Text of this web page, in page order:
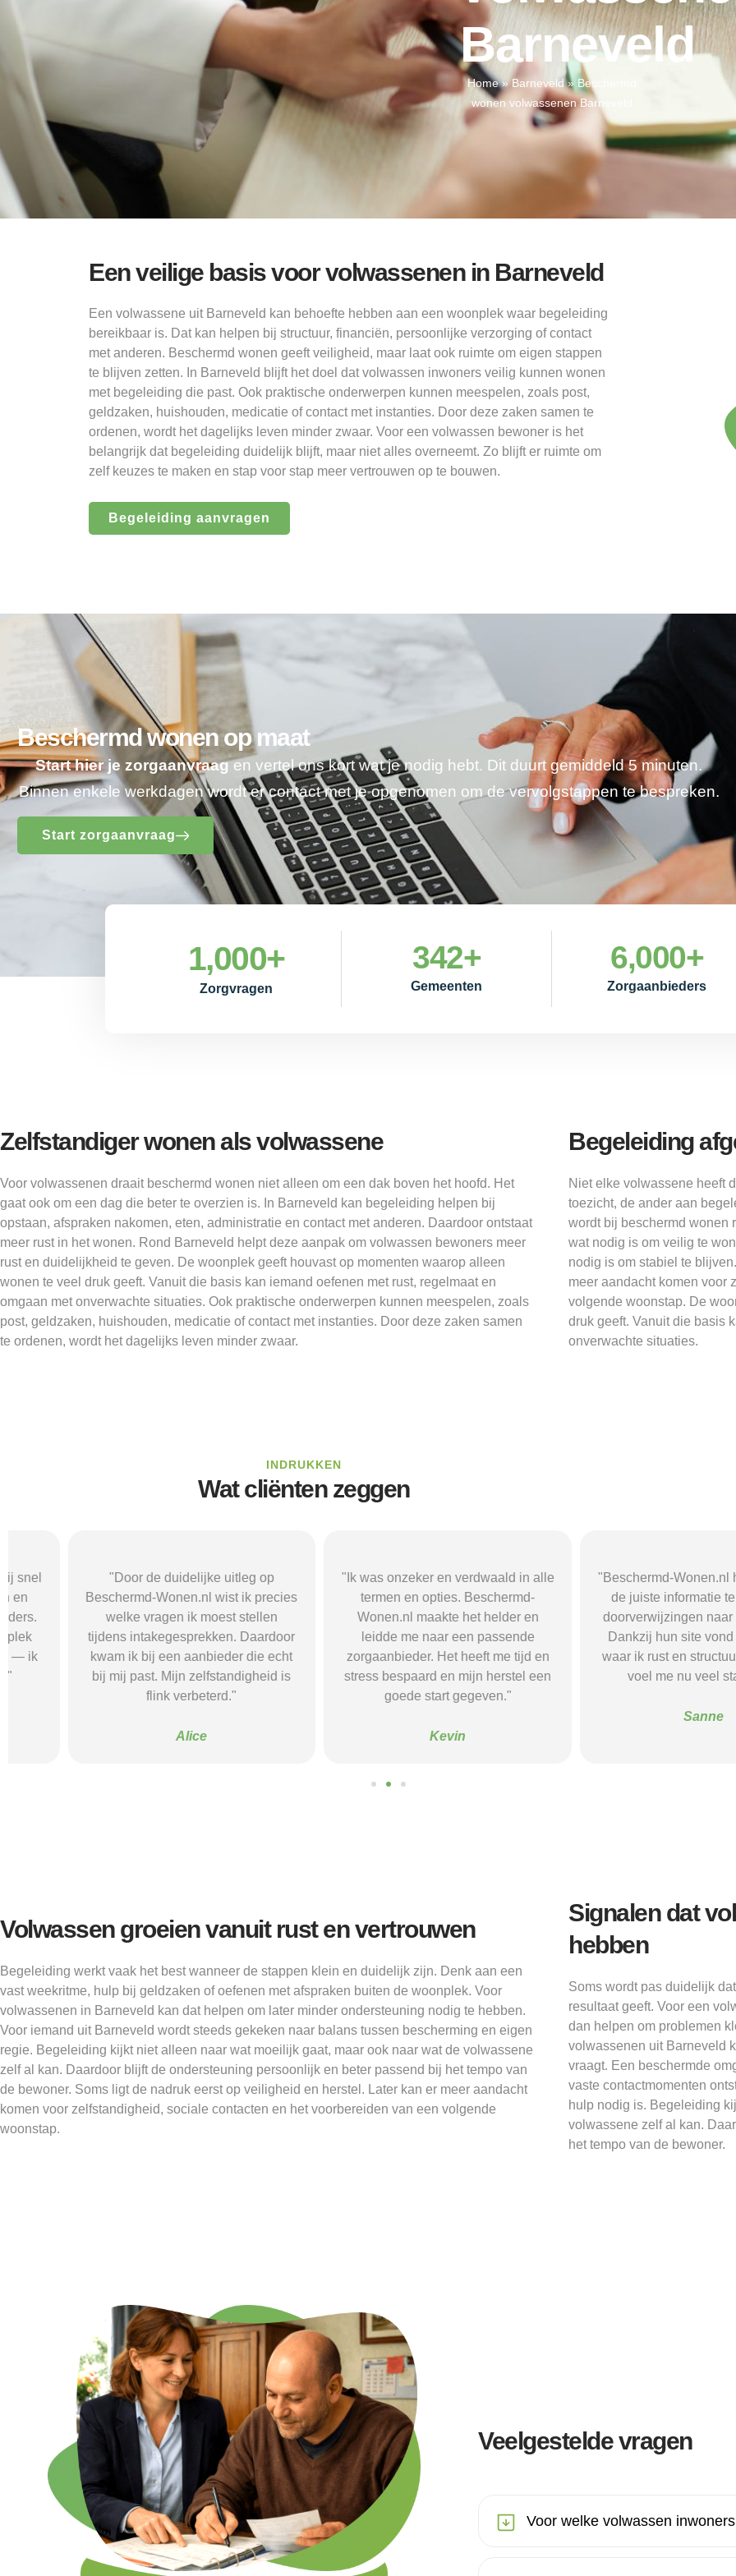
Barneveld
Home» Barneveld» Beschermd
wonen volwassenen Barneveld
Een veilige basis voor volwassenen in Barneveld
Een volwassene uit Barneveld kan behoefte hebben aan een woonplek waar begeleiding
bereikbaar is. Dat kan helpen bij structuur, financiën, persoonlijke verzorging of contact
met anderen. Beschermd wonen geeft veiligheid, maar laat ook ruimte om eigen stappen
te blijven zetten. In Barneveld blijft het doel dat volwassen inwoners veilig kunnen wonen
met begeleiding die past. Ook praktische onderwerpen kunnen meespelen, zoals post,
geldzaken, huishouden, medicatie of contact met instanties. Door deze zaken samen te
ordenen, wordt het dagelijks leven minder zwaar. Voor een volwassen bewoner is het
belangrijk dat begeleiding duidelijk blijft, maar niet alles overneemt. Zo blijft er ruimte om
zelf keuzes te maken en stap voor stap meer vertrouwen op te bouwen.
Begeleiding aanvragen
Beschermd wonen op maat
Start hier je zorgaanvraagen vertel ons kort wat je nodig hebt. Dit duurt gemiddeld 5 minuten.
Binnen enkele werkdagen wordt er contact met je opgenomen om de vervolgstappen te bespreken.
Start zorgaanvraag
Zorgvragen
1,000+
Gemeenten
342+
Zorgaanbieders
6,000+
Zelfstandiger wonen als volwassene
Voor volwassenen draait beschermd wonen niet alleen om een dak boven het hoofd. Het
gaat ook om een dag die beter te overzien is. In Barneveld kan begeleiding helpen bij
opstaan, afspraken nakomen, eten, administratie en contact met anderen. Daardoor ontstaat
meer rust in het wonen. Rond Barneveld helpt deze aanpak om volwassen bewoners meer
rust en duidelijkheid te geven. De woonplek geeft houvast op momenten waarop alleen
wonen te veel druk geeft. Vanuit die basis kan iemand oefenen met rust, regelmaat en
omgaan met onverwachte situaties. Ook praktische onderwerpen kunnen meespelen, zoals
post, geldzaken, huishouden, medicatie of contact met instanties. Door deze zaken samen
te ordenen, wordt het dagelijks leven minder zwaar.
Begeleiding
Niet elke volwassene heeft
toezicht, de ander aan
wordt bij beschermd wonen
wat nodig is om veilig te
nodig is om stabiel te
meer aandacht komen voor
volgende woonstap. De
druk geeft. Vanuit die basis
onverwachte situaties.
INDRUKKEN
Wat cliënten zeggen
"Door de duidelijke uitleg op
Beschermd-Wonen.nl wist ik precies
welke vragen ik moest stellen
tijdens intakegesprekken. Daardoor
kwam ik bij een aanbieder die echt
bij mij past. Mijn zelfstandigheid is
flink verbeterd."
"Ik was onzeker en verdwaald in alle
termen en opties. Beschermd-
Wonen.nl maakte het helder en
leidde me naar een passende
zorgaanbieder. Het heeft me tijd en
stress bespaard en mijn herstel een
goede start gegeven."
"Beschermd-Wonen.nl hielp mij
de juiste informatie te vinden en
doorverwijzingen naar
Dankzij hun site vond ik een
waar ik rust en structuur kreeg —
voel me nu veel stabieler."
Volwassen groeien vanuit rust en vertrouwen
Begeleiding werkt vaak het best wanneer de stappen klein en duidelijk zijn. Denk aan een
vast weekritme, hulp bij geldzaken of oefenen met afspraken buiten de woonplek. Voor
volwassenen in Barneveld kan dat helpen om later minder ondersteuning nodig te hebben.
Voor iemand uit Barneveld wordt steeds gekeken naar balans tussen bescherming en eigen
regie. Begeleiding kijkt niet alleen naar wat moeilijk gaat, maar ook naar wat de volwassene
zelf al kan. Daardoor blijft de ondersteuning persoonlijk en beter passend bij het tempo van
de bewoner. Soms ligt de nadruk eerst op veiligheid en herstel. Later kan er meer aandacht
komen voor zelfstandigheid, sociale contacten en het voorbereiden van een volgende
woonstap.
Signalen dat
hebben
Soms wordt pas duidelijk
resultaat geeft. Voor een
dan helpen om problemen
volwassenen uit Barneveld
vraagt. Een beschermde
vaste contactmomenten
hulp nodig is. Begeleiding
volwassene zelf al kan.
het tempo van de bewoner.
Veelgestelde vragen
Voor welke volwassen